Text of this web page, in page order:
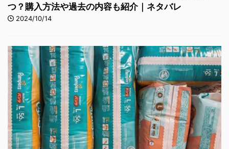
つ？購入方法や過去の内容も紹介｜ネタバレ
2024/10/14